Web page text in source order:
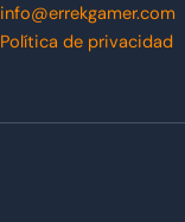
info@errekgamer.com
Política de privacidad